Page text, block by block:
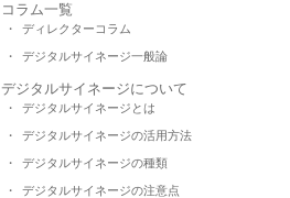
コラム一覧
ディレクターコラム
デジタルサイネージ一般論
デジタルサイネージについて
デジタルサイネージとは
デジタルサイネージの活用方法
デジタルサイネージの種類
デジタルサイネージの注意点